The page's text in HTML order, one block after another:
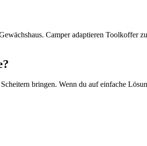
Camper adaptieren Toolkoffer
bringen. Wenn du auf einfache